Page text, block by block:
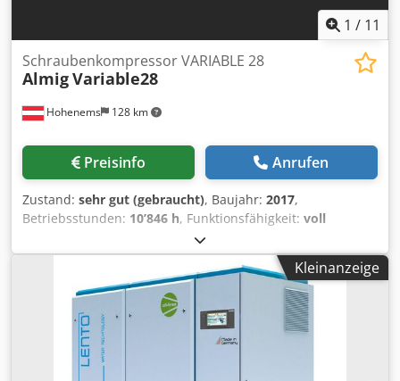
1 / 11
Hohenems 128 km
Schraubenkompressor VARIABLE 28
AlmigVariable28
Preisinfo Anrufen
Zustand: sehr gut (gebraucht), Baujahr: 2017,
Betriebsstunden: 10’846 h, Funktionsfähigkeit: voll
, Schraubenkompressor Variable28
Umrichter integriert. 28 kW Chsdpfx Asznuf Ujnzoa 13 bar
4,24 m3/min Baujahr: 2017 Betriebsstunden: 41.635Kleinanzeige